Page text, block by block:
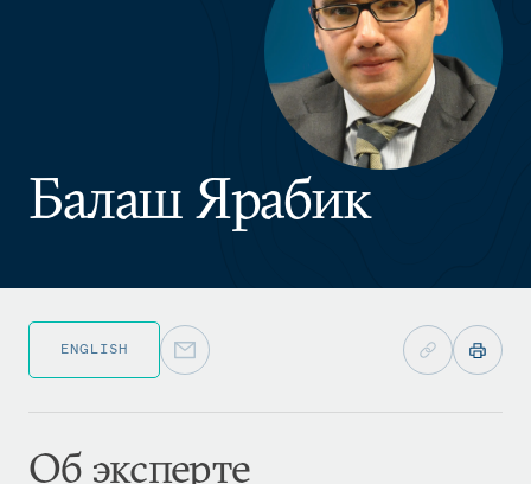
Балаш Ярабик
ENGLISH
Об эксперте